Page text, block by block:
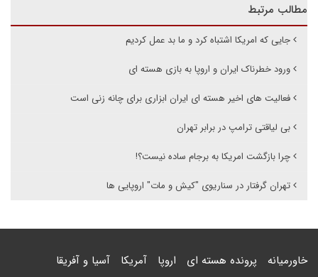
مطالب مرتبط
جایی که امریکا اشتباه کرد و ما بد عمل کردیم
ورود خطرناک ایران و اروپا به بازی هسته ای
فعالیت های اخیر هسته ای ایران ابزاری برای چانه زنی است
بی لیاقتی ترامپ در برابر تهران
چرا بازگشت امریکا به برجام ساده نیست؟!
تهران گرفتار در سناریوی "کیش و مات" اروپایی ها
خاورمیانه پرونده هسته ای اروپا آمریکا آسیا و آفریقا